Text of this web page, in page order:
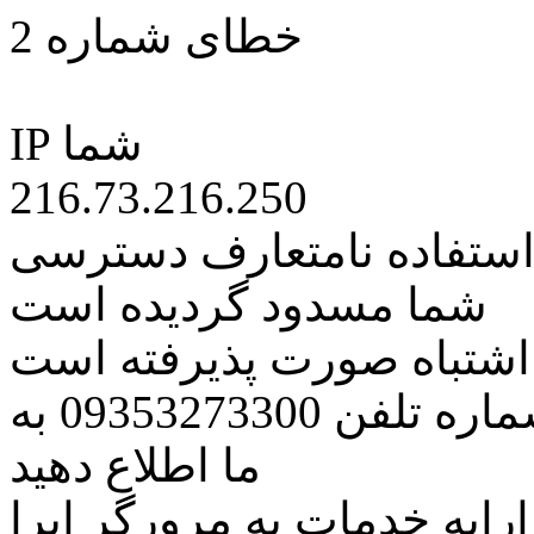
خطای شماره 2
IP شما
216.73.216.250
نامتعارف دسترسی
شما مسدود گردیده است
اشتباه صورت پذیرفته است
مراتب این مسئله را از طریق شماره تلفن 09353273300 به
ما اطلاع دهید
خدمات به مرورگر اپرا